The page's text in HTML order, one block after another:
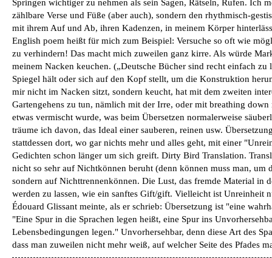
Springen wichtiger zu nehmen als sein Sagen, Rätseln, Rufen. Ich
zählbare Verse und Füße (aber auch), sondern den rhythmisch-
mit ihrem Auf und Ab, ihren Kadenzen, in meinem Körper
English poem heißt für mich zum Beispiel: Versuche so oft wie
zu verhindern! Das macht mich zuweilen ganz kirre. Als würde
meinem Nacken keuchen. („Deutsche Bücher sind recht einfach zu
Spiegel hält oder sich auf den Kopf stellt, um die Konstruktion
mir nicht im Nacken sitzt, sondern keucht, hat mit dem zweiten
Gartengehens zu tun, nämlich mit der Irre, oder mit breathing
etwas vermischt wurde, was beim Übersetzen normalerweise
träume ich davon, das Ideal einer sauberen, reinen usw.
stattdessen dort, wo gar nichts mehr und alles geht, mit einer
Gedichten schon länger um sich greift. Dirty Bird Translation.
nicht so sehr auf Nichtkönnen beruht (denn können muss man, um
sondern auf Nichttrennenkönnen. Die Lust, das fremde Material in
werden zu lassen, wie ein sanftes Gift/gift. Vielleicht ist Unreinheit
Édouard Glissant meinte, als er schrieb: Übersetzung ist "eine
"Eine Spur in die Sprachen legen heißt, eine Spur ins
Lebensbedingungen legen." Unvorhersehbar, denn diese Art des
dass man zuweilen nicht mehr weiß, auf welcher Seite des Pfades